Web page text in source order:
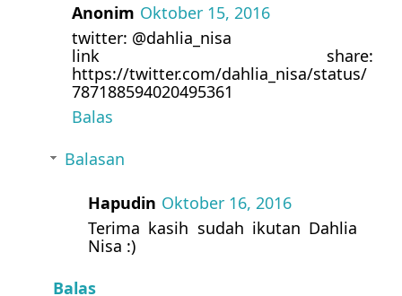
Anonim Oktober 15, 2016
twitter: @dahlia_nisa
link share:
https://twitter.com/dahlia_nisa/status/
787188594020495361
Balas
Balasan
Hapudin Oktober 16, 2016
Terima kasih sudah ikutan Dahlia
Nisa :)
Balas